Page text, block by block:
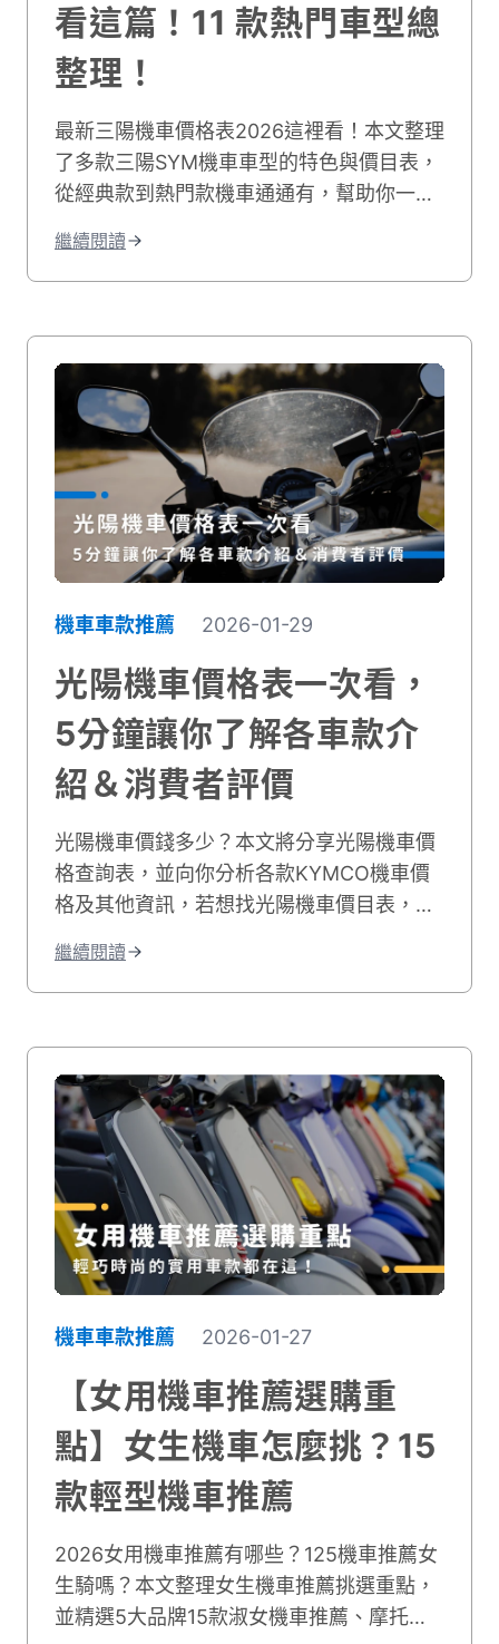
看這篇！11 款熱門車型總
整理！
最新三陽機車價格表2026這裡看！本文整理
了多款三陽SYM機車車型的特色與價目表，
從經典款到熱門款機車通通有，幫助你一次
用便宜的價格買機車，千萬別錯過！
繼續閱讀
機車車款推薦 2026-01-29
光陽機車價格表一次看，
5分鐘讓你了解各車款介
紹＆消費者評價
光陽機車價錢多少？本文將分享光陽機車價
格查詢表，並向你分析各款KYMCO機車價
格及其他資訊，若想找光陽機車價目表，看
車行，帶你找到符合理想預算的機車！
繼續閱讀
機車車款推薦 2026-01-27
【女用機車推薦選購重
點】女生機車怎麼挑？15
款輕型機車推薦
2026女用機車推薦有哪些？125機車推薦女
生騎嗎？本文整理女生機車推薦挑選重點，
並精選5大品牌15款淑女機車推薦、摩托車